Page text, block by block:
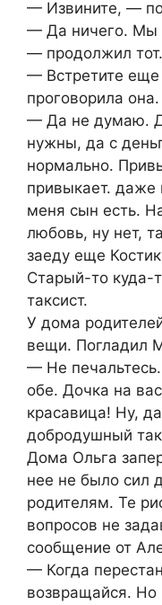
— Извините, —
— Да ничего. Мы
— продолжил тот.
— Встретите
проговорила она.
— Да не думаю.
нужны, да с
нормально.
привыкает. даже
меня сын есть.
любовь, ну нет,
заеду еще
Старый-то куда-
таксист.
У дома
вещи. Погладил
— Не
обе. Дочка на
красавица! Ну,
добродушный
Дома Ольга
нее не было сил
родителям. Те
вопросов не
сообщение от
— Когда
возвращайся. Но